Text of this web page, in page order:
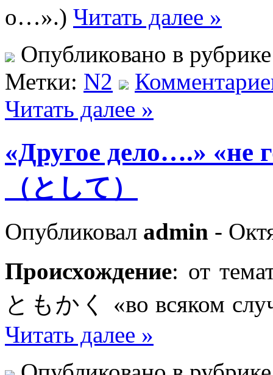
о…».) Читать далее »
Опубликовано в
Метки: N2
Читать далее »
«Другое дело….»
（として）
Опубликовал admin -
Происхождение: от
ともかく «во всяком
Читать далее »